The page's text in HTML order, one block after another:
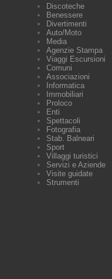
Discoteche
Benessere
Divertimenti
Auto/Moto
Media
Agenzie Stampa
Viaggi Escursioni
Comuni
Associazioni
Informatica
Immobiliari
Proloco
Enti
Spettacoli
Fotografia
Stab. Balneari
Sport
Villaggi turistici
Servizi e Aziende
Visite guidate
Strumenti